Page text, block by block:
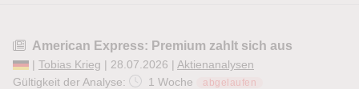
American Express: Premium zahlt sich aus
| Tobias Krieg | 28.07.2026 | Aktienanalysen
Gültigkeit der Analyse:
1 Woche abgelaufen